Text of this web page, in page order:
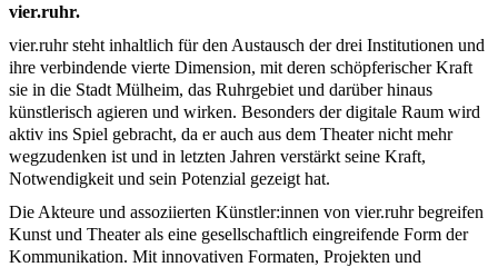
vier.ruhr.
vier.ruhr steht inhaltlich für den Austausch der drei Institutionen und
ihre verbindende vierte Dimension, mit deren schöpferischer Kraft
sie in die Stadt Mülheim, das Ruhrgebiet und darüber hinaus
künstlerisch agieren und wirken. Besonders der digitale Raum wird
aktiv ins Spiel gebracht, da er auch aus dem Theater nicht mehr
wegzudenken ist und in letzten Jahren verstärkt seine Kraft,
Notwendigkeit und sein Potenzial gezeigt hat.
Die Akteure und assoziierten Künstler:innen von vier.ruhr begreifen
Kunst und Theater als eine gesellschaftlich eingreifende Form der
Kommunikation. Mit innovativen Formaten, Projekten und